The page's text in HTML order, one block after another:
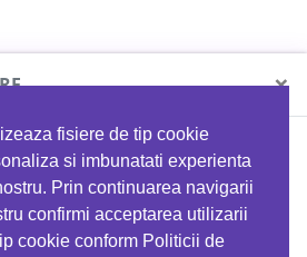
fisiere de tip cookie
si imbunatati experienta
Prin continuarea navigarii
confirmi acceptarea utilizarii
cookie conform Politicii de
×
orice comandă folosind codul